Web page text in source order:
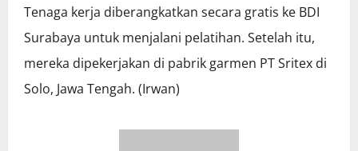
Tenaga kerja diberangkatkan secara gratis ke BDI
Surabaya untuk menjalani pelatihan. Setelah itu,
mereka dipekerjakan di pabrik garmen PT Sritex di
Solo, Jawa Tengah. (Irwan)